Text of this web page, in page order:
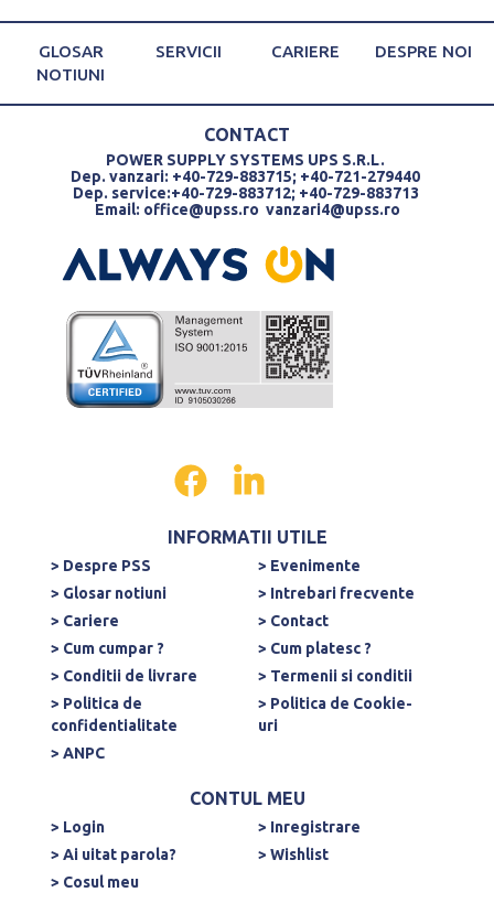
GLOSAR
NOTIUNI
SERVICII CARIERE DESPRE NOI
CONTACT
POWER SUPPLY SYSTEMS UPS S.R.L.
Dep. vanzari: +40-729-883715; +40-721-279440
Dep. service:+40-729-883712; +40-729-883713
Email: office@upss.ro vanzari4@upss.ro
INFORMATII UTILE
> Despre PSS
> Evenimente
> Glosar notiuni
> Intrebari frecvente
> Cariere
> Contact
> Cum cumpar ?
> Cum platesc ?
> Conditii de livrare
> Termenii si conditii
> Politica de
confidentialitate
> Politica de Cookie-
uri
> ANPC
CONTUL MEU
> Login
> Inregistrare
> Ai uitat parola?
> Wishlist
> Cosul meu